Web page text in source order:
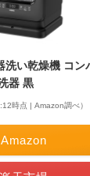
洗い乾燥機 コン
器 黒
時点 | Amazon調べ）
Amazon